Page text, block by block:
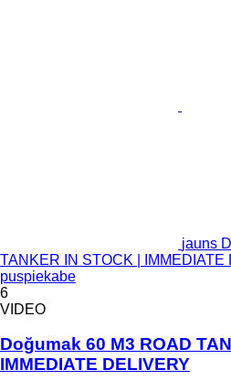
jauns
TANKER IN STOCK |
puspiekabe
6
VIDEO
Doğumak 60 M3 ROAD
IMMEDIATE DELIVERY